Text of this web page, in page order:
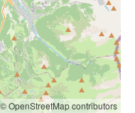
© OpenStreetMap contributors